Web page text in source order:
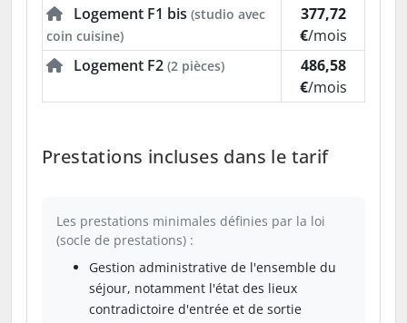
Logement F1 bis (studio avec
coin cuisine)
377,72
€/mois
Logement F2 (2 pièces)
486,58
€/mois
Prestations incluses dans le tarif
Les prestations minimales définies par la loi
(socle de prestations) :
Gestion administrative de l'ensemble du
séjour, notamment l'état des lieux
contradictoire d'entrée et de sortie